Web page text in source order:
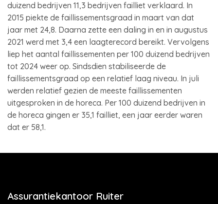
duizend bedrijven 11,3 bedrijven failliet verklaard. In
2015 piekte de faillissementsgraad in maart van dat
jaar met 24,8. Daarna zette een daling in en in augustus
2021 werd met 3,4 een laagterecord bereikt. Vervolgens
liep het aantal faillissementen per 100 duizend bedrijven
tot 2024 weer op. Sindsdien stabiliseerde de
faillissementsgraad op een relatief laag niveau. In juli
werden relatief gezien de meeste faillissementen
uitgesproken in de horeca. Per 100 duizend bedrijven in
de horeca gingen er 35,1 failliet, een jaar eerder waren
dat er 58,1.
Assurantiekantoor Ruiter